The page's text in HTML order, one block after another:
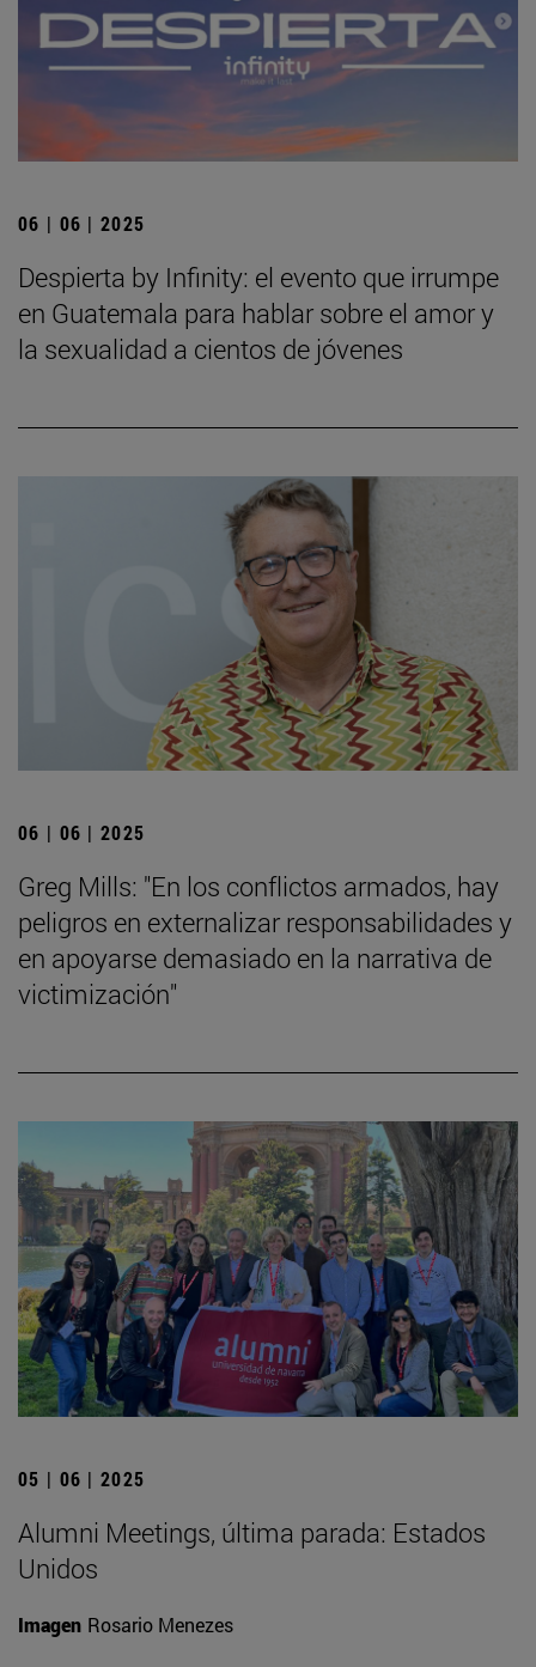
06 | 06 | 2025
Despierta by Infinity: el evento que irrumpe
en Guatemala para hablar sobre el amor y
la sexualidad a cientos de jóvenes
06 | 06 | 2025
Greg Mills: "En los conflictos armados, hay
peligros en externalizar responsabilidades y
en apoyarse demasiado en la narrativa de
victimización"
05 | 06 | 2025
Alumni Meetings, última parada: Estados
Unidos
Imagen Rosario Menezes